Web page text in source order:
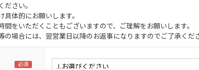
ださい。
具体的にお願いします。
間をいただくこともございますので、ご理解をお願いします。
の場合には、翌営業日以降のお返事になりますのでご了承くだ